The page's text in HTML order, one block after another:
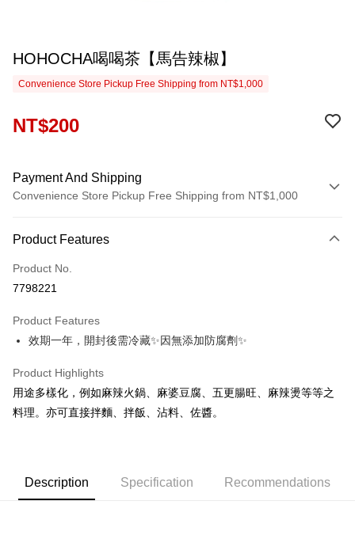
HOHOCHA喝喝茶【馬告辣椒】
Convenience Store Pickup Free Shipping from NT$1,000
NT$200
Payment And Shipping
Convenience Store Pickup Free Shipping from NT$1,000
Credit Card (Full Payment)
Convenience Store Pickup and Pay
Apple Pay
ATM Transfer
NT$70/order | Free shipping on orders of NT$1,000 or more
付款後全家取貨
Product Features
Product No.
7798221
Product Features
效期一年，開封後需冷藏✨因無添加防腐劑✨
Product Highlights
用途多樣化，例如麻辣火鍋、麻婆豆腐、五更腸旺、麻辣燙等等之
料理。亦可直接拌麵、拌飯、沾料、佐醬。
Description Specification Recommendations